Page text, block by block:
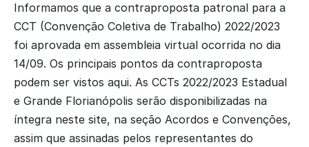
Informamos que a contraproposta patronal para a
CCT (Convenção Coletiva de Trabalho) 2022/2023
foi aprovada em assembleia virtual ocorrida no dia
14/09. Os principais pontos da contraproposta
podem ser vistos aqui. As CCTs 2022/2023 Estadual
e Grande Florianópolis serão disponibilizadas na
íntegra neste site, na seção Acordos e Convenções,
assim que assinadas pelos representantes do